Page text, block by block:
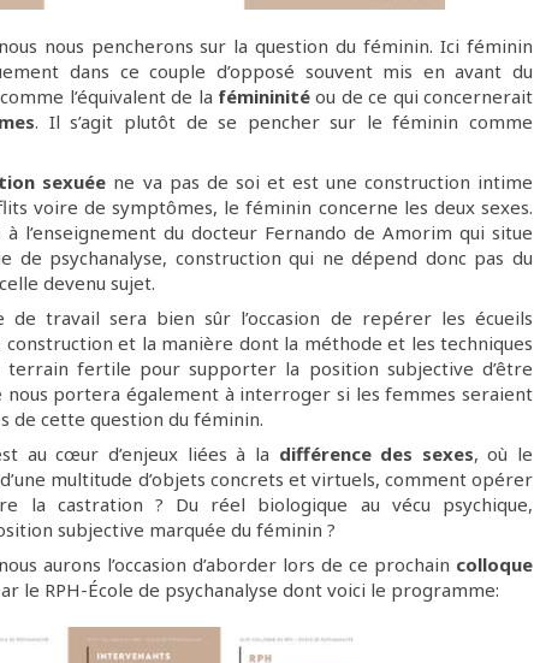
nous pencherons sur la question du féminin. Ici féminin
dans ce couple d’opposé souvent mis en avant du
l’équivalent de la fémininitéou de ce qui concernerait
. Il s’agit plutôt de se pencher sur le féminin comme
sexuée ne va pas de soi et est une construction intime
voire de symptômes, le féminin concerne les deux sexes.
l’enseignement du docteur Fernando de Amorim qui situe
de psychanalyse, construction qui ne dépend donc pas du
devenu sujet.
travail sera bien sûr l’occasion de repérer les écueils
construction et la manière dont la méthode et les techniques
terrain fertile pour supporter la position subjective d’être
nous portera également à interroger si les femmes seraient
de cette question du féminin.
au cœur d’enjeux liées à la différence des sexes, où le
multitude d’objets concrets et virtuels, comment opérer
la castration ? Du réel biologique au vécu psychique,
subjective marquée du féminin ?
aurons l’occasion d’aborder lors de ce prochain colloque
le RPH-École de psychanalyse dont voici le programme: